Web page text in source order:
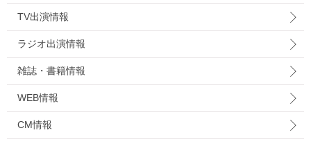
TV出演情報
ラジオ出演情報
雑誌・書籍情報
WEB情報
CM情報